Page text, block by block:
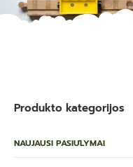
Produkto kategorijos
NAUJAUSI PASIŪLYMAI